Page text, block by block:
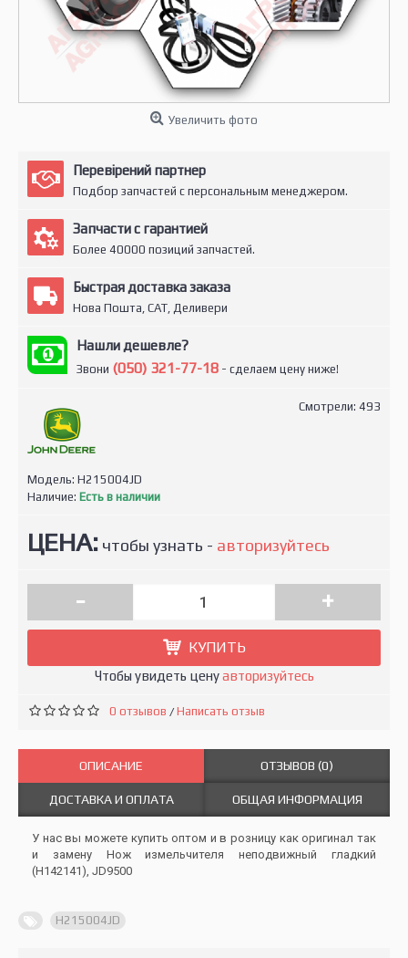
Увеличить фото
Перевірений партнер
Подбор запчастей с персональным менеджером.
Запчасти с гарантией
Более 40000 позиций запчастей.
Быстрая доставка заказа
Нова Пошта, САТ, Деливери
Нашли дешевле?
Звони (050) 321-77-18 - сделаем цену ниже!
Смотрели: 493
Модель: H215004JD
Наличие: Есть в наличии
ЦЕНА: чтобы узнать - авторизуйтесь
- +
КУПИТЬ
Чтобы увидеть ценуавторизуйтесь
0 отзывов /Написать отзыв
ОПИСАНИЕ ОТЗЫВОВ (0)
ДОСТАВКА И ОПЛАТА ОБЩАЯ ИНФОРМАЦИЯ
У нас вы можете купить оптом и в розницу как оригинал так
и замену Нож измельчителя неподвижный гладкий
(H142141), JD9500
H215004JD